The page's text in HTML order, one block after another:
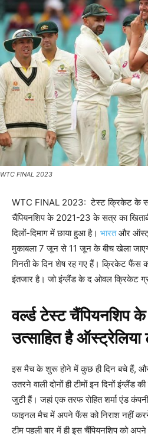
WTC FINAL 2023
WTC FINAL 2023: टेस्ट क्रिकेट के
चैंपियनशिप के 2021-23 के सत्र का
दिलों-दिमाग में छाया हुआ है। भारतऔर
मुकाबला 7 जून से 11 जून के बीच खेला
गिनती के दिन शेष रह गए हैं। क्रिकेट फैंस
इंतजार है। जो इंग्लैंड के द ओवल क्रिकेट
वर्ल्ड टेस्ट चैंपियनशिप
उत्साहित है ऑस्ट्रेलिया
इस मैच के शुरू होने में कुछ ही दिन बचे हैं,
उतरने वाली दोनों ही टीमों इन दिनों इंग्लैंड
जुटी हैं। जहां एक तरफ रोहित शर्मा एंड
फाइनल मैच में अपने फैंस को निराश नहीं
टीम पहली बार में ही इस चैंपियनशिप को